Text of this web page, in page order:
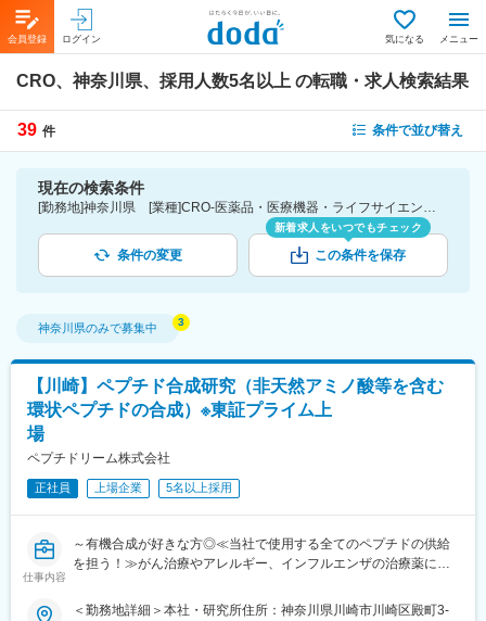
会員登録 ログイン 気になる メニュー
CRO、神奈川県、採用人数5名以上 の転職・求人検索結果
39 件 条件で並び替え
現在の検索条件
[勤務地]神奈川県 [業種]CRO-医薬品・医療機器・ライフサイエンス・医療系サービス [詳細条件](募集・採用情報)採用人数5名以上
条件の変更
新着求人をいつでもチェック
この条件を保存
神奈川県のみで募集中
【川崎】ペプチド合成研究（非天然アミノ酸等を含む
環状ペプチドの合成）※東証プライム上
場
ペプチドリーム株式会社
正社員 上場企業 5名以上採用
仕事内容
～有機合成が好きな方◎≪当社で使用する全てのペプチドの供給
を担う！≫がん治療やアレルギー、インフルエンザの治療薬に活
と安定企業～
＜勤務地詳細＞本社・研究所住所：神奈川県川崎市川崎区殿町3-